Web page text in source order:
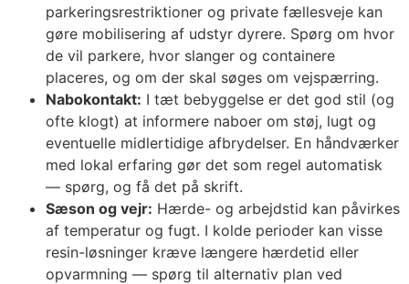
parkeringsrestriktioner og private fællesveje kan
gøre mobilisering af udstyr dyrere. Spørg om hvor
de vil parkere, hvor slanger og containere
placeres, og om der skal søges om vejspærring.
Nabokontakt: I tæt bebyggelse er det god stil (og
ofte klogt) at informere naboer om støj, lugt og
eventuelle midlertidige afbrydelser. En håndværker
med lokal erfaring gør det som regel automatisk
— spørg, og få det på skrift.
Sæson og vejr: Hærde- og arbejdstid kan påvirkes
af temperatur og fugt. I kolde perioder kan visse
resin-løsninger kræve længere hærdetid eller
opvarmning — spørg til alternativ plan ved